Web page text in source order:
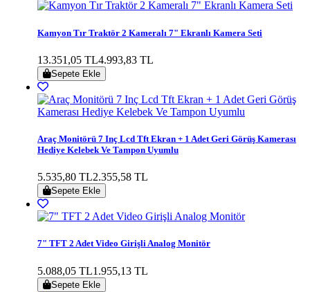
Kamyon Tır Traktör 2 Kameralı 7" Ekranlı Kamera Seti
13.351,05 TL4.993,83 TL
Sepete Ekle
Araç Monitörü 7 Inç Lcd Tft Ekran + 1 Adet Geri Görüş Kamerası
Hediye Kelebek Ve Tampon Uyumlu
5.535,80 TL2.355,58 TL
Sepete Ekle
7" TFT 2 Adet Video Girişli Analog Monitör
5.088,05 TL1.955,13 TL
Sepete Ekle